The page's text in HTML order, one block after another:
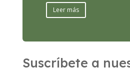
Leer más
Suscríbete a